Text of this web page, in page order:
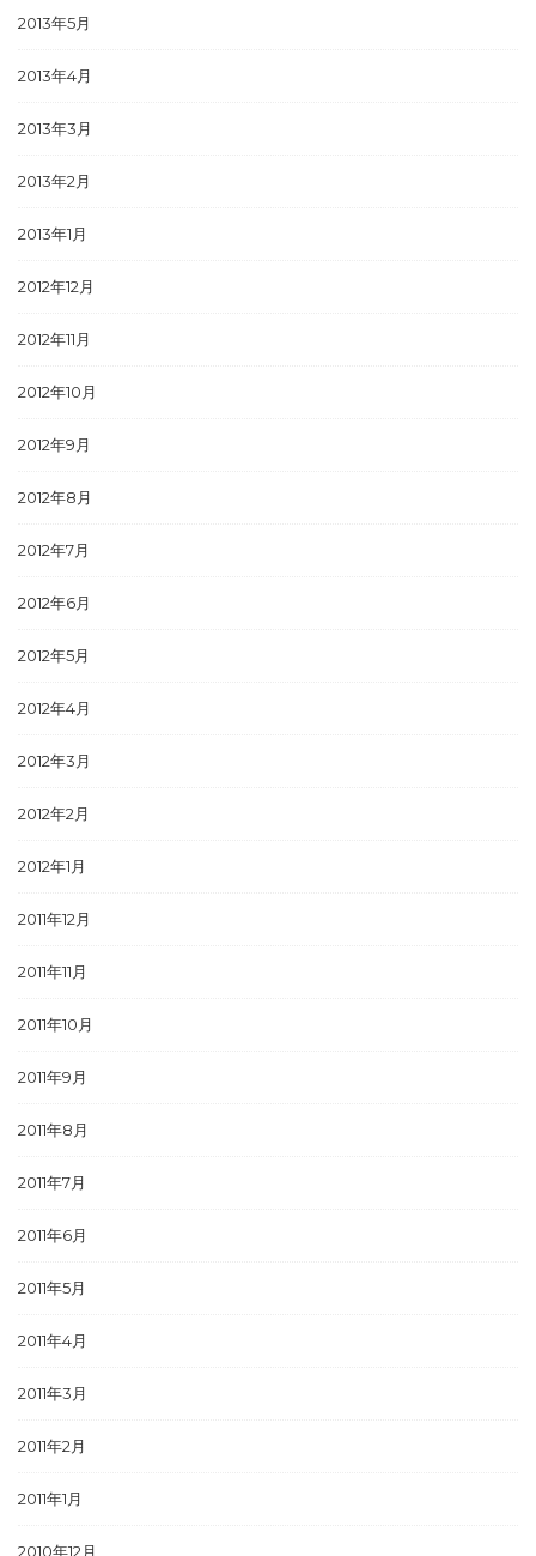
2013年5月
2013年4月
2013年3月
2013年2月
2013年1月
2012年12月
2012年11月
2012年10月
2012年9月
2012年8月
2012年7月
2012年6月
2012年5月
2012年4月
2012年3月
2012年2月
2012年1月
2011年12月
2011年11月
2011年10月
2011年9月
2011年8月
2011年7月
2011年6月
2011年5月
2011年4月
2011年3月
2011年2月
2011年1月
2010年12月